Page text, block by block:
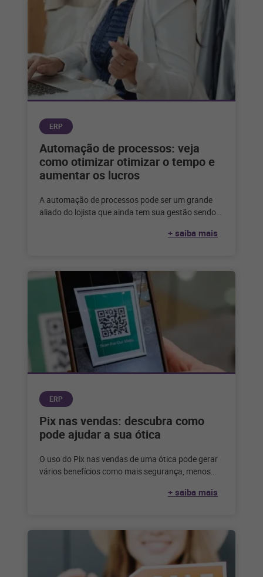
ERP
Automação de processos: veja
como otimizar otimizar o tempo e
aumentar os lucros
A automação de processos pode ser um grande
aliado do lojista que ainda tem sua gestão sendo
+ saiba mais
ERP
Pix nas vendas: descubra como
pode ajudar a sua ótica
O uso do Pix nas vendas de uma ótica pode gerar
vários benefícios como mais segurança, menos
+ saiba mais